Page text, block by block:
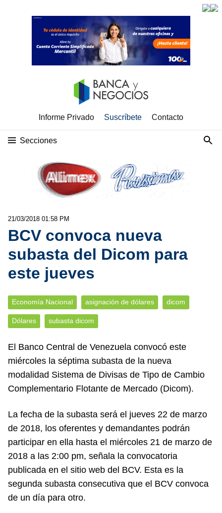
Informe Privado Suscríbete Contacto
Secciones
21/03/2018 01:58 PM
BCV convoca nueva
subasta del Dicom para
este jueves
Economía Nacional asignación de dólares dicom
Dólares subasta dicom
El Banco Central de Venezuela convocó este
miércoles la séptima subasta de la nueva
modalidad Sistema de Divisas de Tipo de Cambio
Complementario Flotante de Mercado (Dicom).
La fecha de la subasta será el jueves 22 de marzo
de 2018, los oferentes y demandantes podrán
participar en ella hasta el miércoles 21 de marzo de
2018 a las 2:00 pm, señala la convocatoria
publicada en el sitio web del BCV. Esta es la
segunda subasta consecutiva que el BCV convoca
de un día para otro.